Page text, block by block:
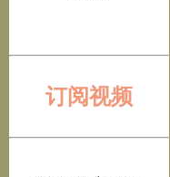
订阅视频